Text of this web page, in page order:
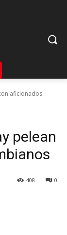
aficionados
pelean
0
408